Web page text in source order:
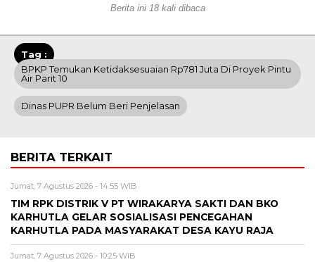
Berita ini 18 kali dibaca
Tag :
BPKP Temukan Ketidaksesuaian Rp781 Juta Di Proyek Pintu
Air Parit 10
Dinas PUPR Belum Beri Penjelasan
BERITA TERKAIT
Jumat, 7 Agustus 2026 - 14:55 WIB
TIM RPK DISTRIK V PT WIRAKARYA SAKTI DAN BKO
KARHUTLA GELAR SOSIALISASI PENCEGAHAN
KARHUTLA PADA MASYARAKAT DESA KAYU RAJA
Jumat, 7 Agustus 2026 - 10:25 WIB